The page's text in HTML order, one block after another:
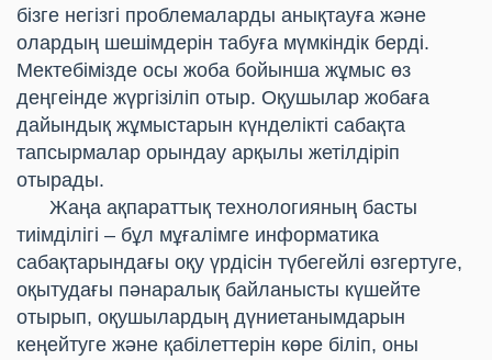
бізге негізгі проблемаларды анықтауға және
олардың шешімдерін табуға мүмкіндік берді.
Мектебімізде осы жоба бойынша жұмыс өз
деңгеінде жүргізіліп отыр. Оқушылар жобаға
дайындық жұмыстарын күнделікті сабақта
тапсырмалар орындау арқылы жетілдіріп
отырады.
Жаңа ақпараттық технологияның басты
тиімділігі – бұл мұғалімге информатика
сабақтарындағы оқу үрдісін түбегейлі өзгертуге,
оқытудағы пәнаралық байланысты күшейте
отырып, оқушылардың дүниетанымдарын
кеңейтуге және қабілеттерін көре біліп, оны